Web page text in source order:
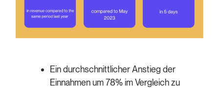
Ein durchschnittlicher Anstieg der
Einnahmen um 78% im Vergleich zu